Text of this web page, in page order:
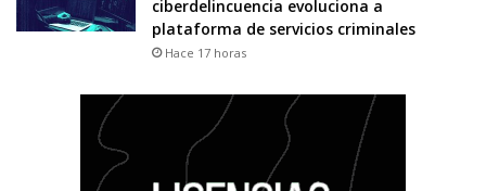
ciberdelincuencia evoluciona a
plataforma de servicios criminales
Hace 17 horas